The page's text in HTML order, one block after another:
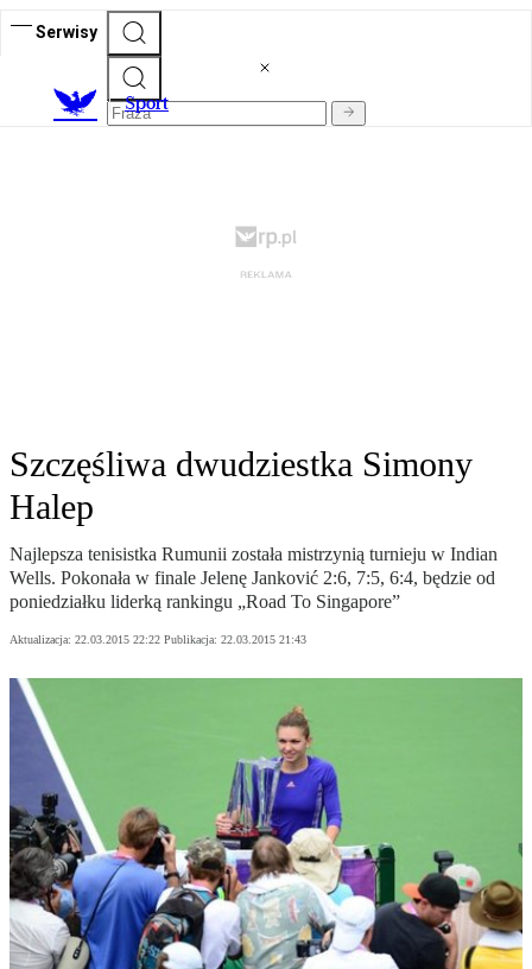
Serwisy
Sport
Szczęśliwa dwudziestka Simony
Halep
Najlepsza tenisistka Rumunii została mistrzynią turnieju w Indian
Wells. Pokonała w finale Jelenę Janković 2:6, 7:5, 6:4, będzie od
poniedziałku liderką rankingu „Road To Singapore”
Aktualizacja: 22.03.2015 22:22 Publikacja: 22.03.2015 21:43